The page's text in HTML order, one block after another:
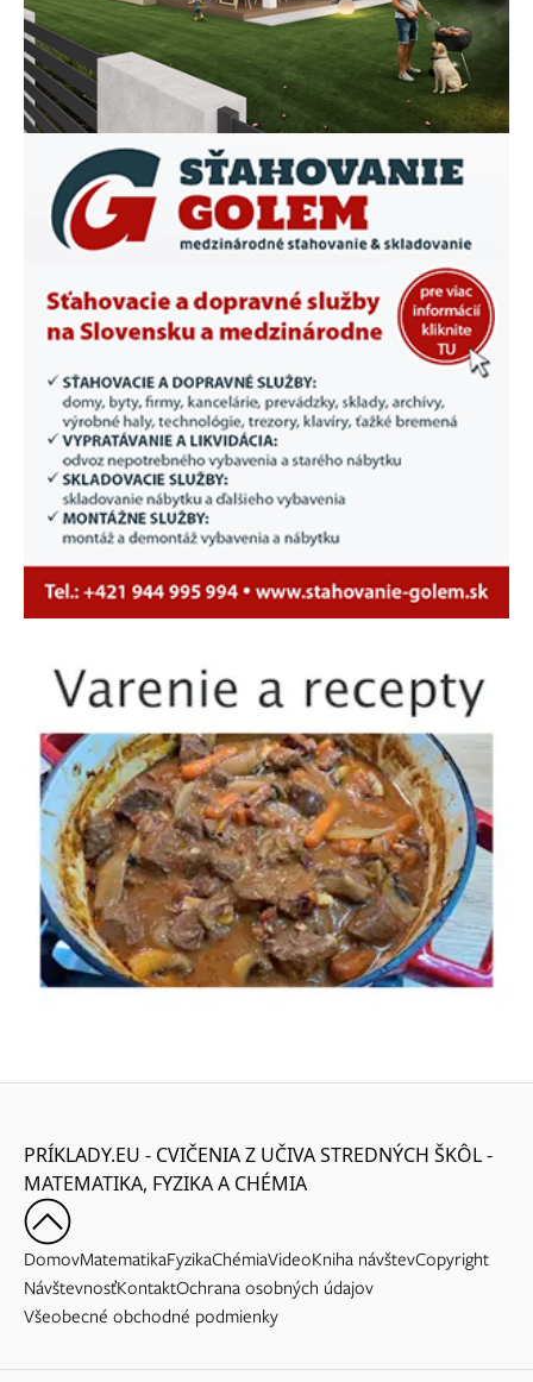
PRÍKLADY.EU - CVIČENIA Z UČIVA STREDNÝCH ŠKÔL -
MATEMATIKA, FYZIKA A CHÉMIA
DomovMatematikaFyzikaChémiaVideoKniha návštevCopyright
NávštevnosťKontaktOchrana osobných údajov
Všeobecné obchodné podmienky